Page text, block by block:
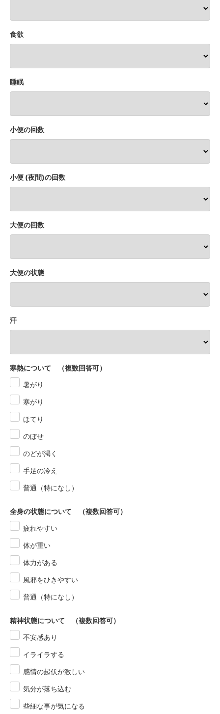
食欲
睡眠
小便の回数
小便 (夜間)の回数
大便の回数
大便の状態
汗
寒熱について （複数回答可）
暑がり
寒がり
ほてり
のぼせ
のどが渇く
手足の冷え
普通（特になし）
全身の状態について （複数回答可）
疲れやすい
体が重い
体力がある
風邪をひきやすい
普通（特になし）
精神状態について （複数回答可）
不安感あり
イライラする
感情の起伏が激しい
気分が落ち込む
些細な事が気になる